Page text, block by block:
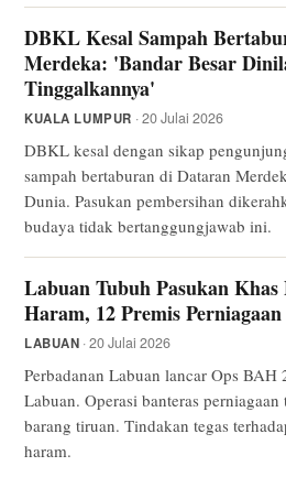
DBKL Kesal Sampah
Merdeka: 'Bandar Besar
Tinggalkannya'
KUALA LUMPUR · 20 Julai 2026
DBKL kesal dengan sikap
sampah bertaburan di Dataran
Dunia. Pasukan pembersihan
budaya tidak bertanggungjawab ini.
Labuan Tubuh Pasukan
Haram, 12 Premis
LABUAN · 20 Julai 2026
Perbadanan Labuan lancar Ops
Labuan. Operasi banteras
barang tiruan. Tindakan tegas
haram.